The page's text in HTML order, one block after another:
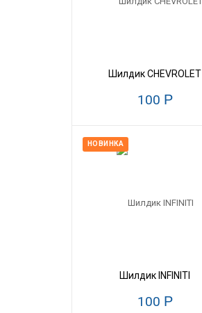
Шилдик CHEVROLET
100 Р
НОВИНКА
Шилдик INFINITI
100 Р